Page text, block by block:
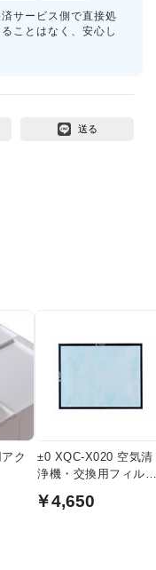
サービス側で直接処
ことはなく、安心し
送る
ク
±0 XQC-X020 空気清
浄機・交換用フィル
￥4,650